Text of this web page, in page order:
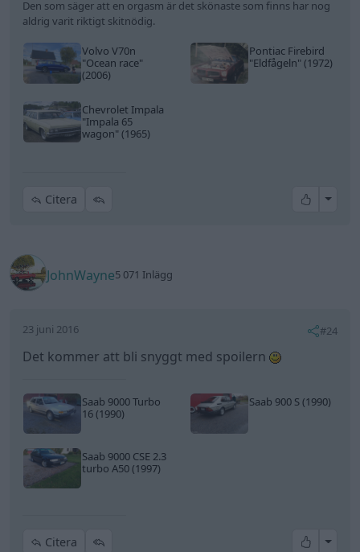
Den som säger att en orgasm är det skönaste som finns har nog
aldrig varit riktigt skitnödig.
Volvo V70n
"Ocean race"
(2006)
Pontiac Firebird
"Eldfågeln"(1972)
Chevrolet Impala
"Impala 65
wagon"(1965)
Citera All
JohnWayne5 071 Inlägg
23 juni 2016 #24
Det kommer att bli snyggt med spoilern
Saab 9000 Turbo
16 (1990)
Saab 900 S (1990)
Saab 9000 CSE 2.3
turbo A50 (1997)
Citera All